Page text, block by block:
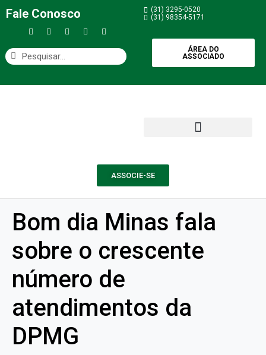
Fale Conosco
(31) 3295-0520
(31) 98354-5171
ÁREA DO
ASSOCIADO
ASSOCIE-SE
Bom dia Minas fala
sobre o crescente
número de
atendimentos da
DPMG